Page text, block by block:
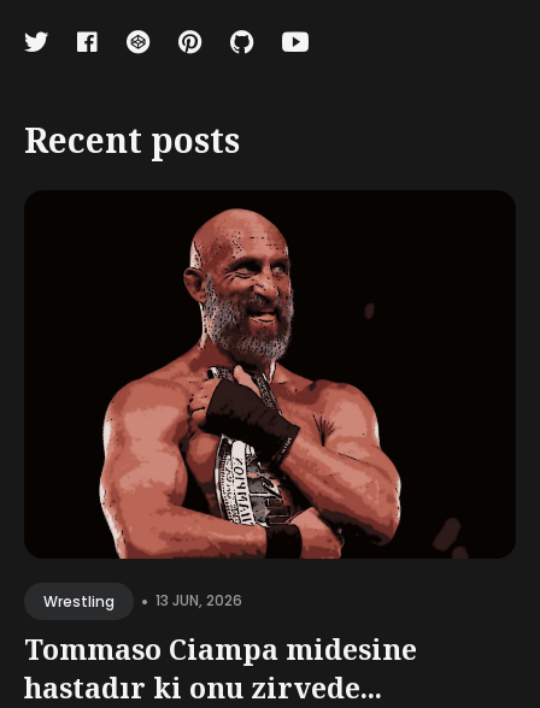
Recent posts
Wrestling • 13 JUN, 2026
Tommaso Ciampa midesine
hastadır ki onu zirvede...